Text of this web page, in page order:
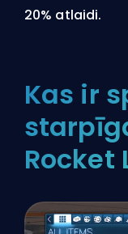
20% atlaidi.
Kas ir
Rocket